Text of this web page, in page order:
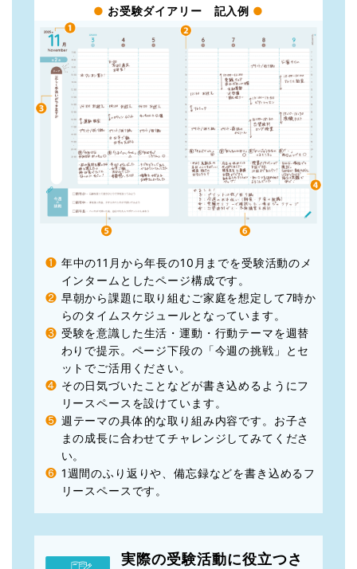
● お受験ダイアリー 記入例 ●
❶ 年中の11月から年長の10月までを受験活動のメ
インタームとしたページ構成です。
❷ 早朝から課題に取り組むご家庭を想定して7時か
らのタイムスケジュールとなっています。
❸ 受験を意識した生活・運動・行動テーマを週替
わりで提示。ページ下段の「今週の挑戦」とセ
ットでご活用ください。
❹ その日気づいたことなどが書き込めるようにフ
リースペースを設けています。
❺ 週テーマの具体的な取り組み内容です。お子さ
まの成長に合わせてチャレンジしてみてくださ
い。
❻ 1週間のふり返りや、備忘録などを書き込めるフ
リースペースです。
実際の受験活動に役立つさ